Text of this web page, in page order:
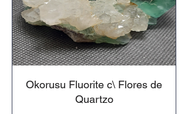
Okorusu Fluorite c\ Flores de
Quartzo